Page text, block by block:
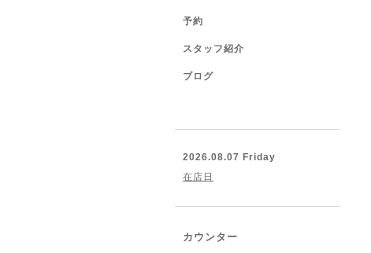
予約
スタッフ紹介
ブログ
2026.08.07 Friday
在店日
カウンター